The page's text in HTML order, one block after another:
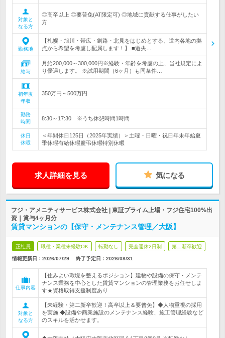
対象と
なる方
◎高卒以上 ◎要普免(AT限定可) ◎地域に貢献する仕事がしたい
方
勤務地
【札幌・旭川・帯広・釧路・北見をはじめとする、道内各地の拠
点から希望を考慮し配属します！】 ■道央…
給与
月給200,000～300,000円※経験・年齢を考慮の上、当社規定によ
り優遇します。 ※試用期間（6ヶ月）も同条件…
初年度
年収
350万円～500万円
勤務
時間
8:30～17:30 ※うち休憩時間1時間
休日
休暇
＜年間休日125日（2025年実績）＞土曜・日曜・祝日年末年始夏
季休暇有給休暇慶弔休暇特別休暇
求人詳細を見る 気になる
フジ・アメニティサービス株式会社 | 東証プライム上場・フジ住宅100%出
資｜賞与4ヶ月分
賃貸マンションの【保守・メンテナンス管理／大阪】
正社員 職種・業種未経験OK 転勤なし 完全週休2日制 第二新卒歓迎
情報更新日：2026/07/29 終了予定日： 2026/08/31
仕事内容
【住みよい環境を整えるポジション】建物や設備の保守・メンテ
ナンス業務を中心とした賃貸マンションの管理業務をお任せしま
す★資格取得支援制度あり
対象と
なる方
【未経験・第二新卒歓迎！高卒以上＆要普免】◆人物重視の採用
を実施 ◆設備や商業施設のメンテナンス経験、施工管理経験など
のスキルを活かせます。